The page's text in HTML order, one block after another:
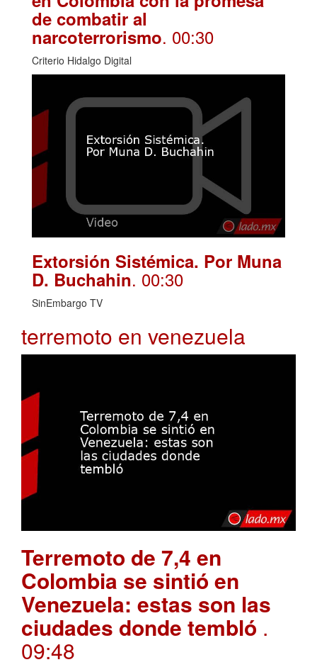
de combatir al
narcoterrorismo. 00:30
Criterio Hidalgo Digital
Extorsión Sistémica. Por Muna
D. Buchahin. 00:30
SinEmbargo TV
terremoto en venezuela
Terremoto de 7,4 en
Colombia se sintió en
Venezuela: estas son las
ciudades donde tembló .
09:48